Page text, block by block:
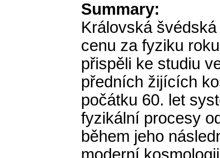
Summary:
Královská
cenu za fyziku
přispěli ke studiu
předních žijících
počátku 60. let
fyzikální procesy
během jeho